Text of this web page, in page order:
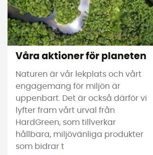
Våra aktioner för planeten
Naturen är vår lekplats och vårt
engagemang för miljön är
uppenbart. Det är också därför vi
lyfter fram vårt urval från
HardGreen, som tillverkar
hållbara, miljövänliga produkter
som bidrar t